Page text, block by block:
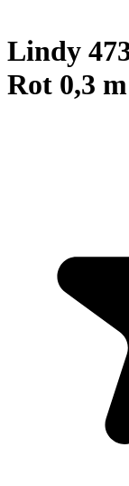
Lindy
Rot 0,3